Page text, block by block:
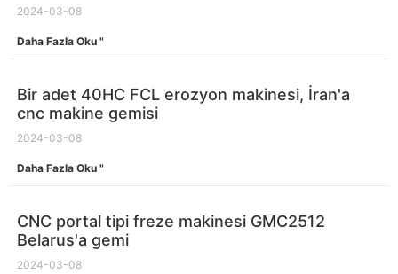
2024-03-08
Daha Fazla Oku "
Bir adet 40HC FCL erozyon makinesi, İran'a
cnc makine gemisi
2024-03-08
Daha Fazla Oku "
CNC portal tipi freze makinesi GMC2512
Belarus'a gemi
2024-03-08